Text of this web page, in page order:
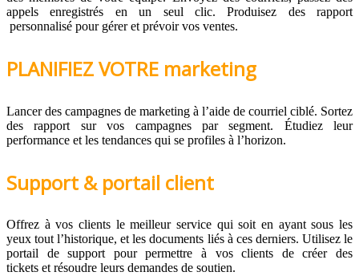
appels enregistrés en un seul clic. Produisez des rapport
personnalisé pour gérer et prévoir vos ventes.
PLANIFIEZ VOTRE marketing
Lancer des campagnes de marketing à l’aide de courriel ciblé. Sortez
des rapport sur vos campagnes par segment. Étudiez leur
performance et les tendances qui se profiles à l’horizon.
Support & portail client
Offrez à vos clients le meilleur service qui soit en ayant sous les
yeux tout l’historique, et les documents liés à ces derniers. Utilisez le
portail de support pour permettre à vos clients de créer des
tickets et résoudre leurs demandes de soutien.